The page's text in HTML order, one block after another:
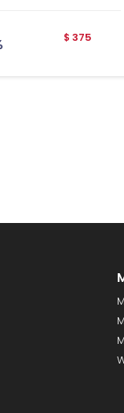
$ 375